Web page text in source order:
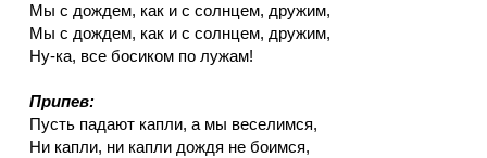
Мы с дождем, как и с солнцем, дружим,
Мы с дождем, как и с солнцем, дружим,
Ну-ка, все босиком по лужам!
Припев:
Пусть падают капли, а мы веселимся,
Ни капли, ни капли дождя не боимся,